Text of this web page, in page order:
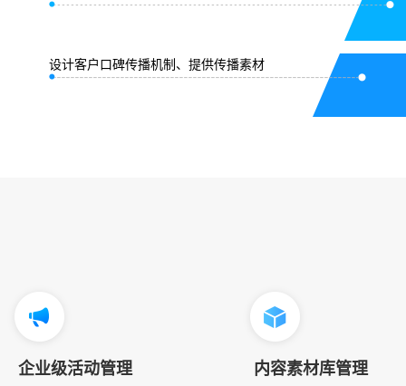
设计客户口碑传播机制、提供传播素材
企业级活动管理 内容素材库管理